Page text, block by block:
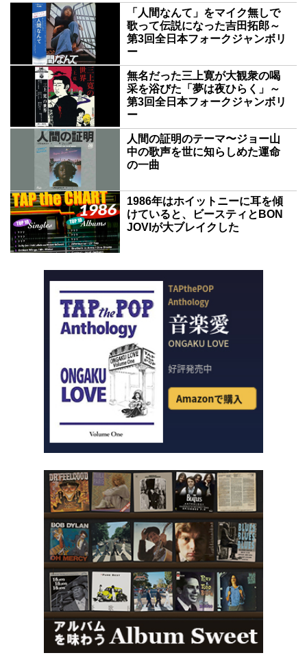
「人間なんて」をマイク無しで
歌って伝説になった吉田拓郎～
第3回全日本フォークジャンボリ
ー
無名だった三上寛が大観衆の喝
采を浴びた「夢は夜ひらく」～
第3回全日本フォークジャンボリ
ー
人間の証明のテーマ〜ジョー山
中の歌声を世に知らしめた運命
の一曲
1986年はホイットニーに耳を傾
けていると、ビースティとBON
JOVIが大ブレイクした